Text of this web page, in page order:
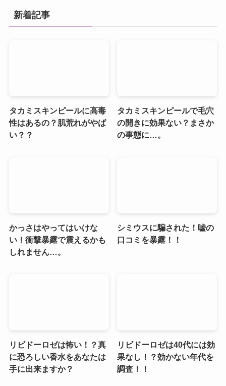
新着記事
タカミスキンピールに高毒
性はあるの？肌荒れがやば
い？？
タカミスキンピールで毛穴
の開きに効果ない？まさか
の事態に…。
かっさはやってはいけな
い！衝撃暴露で震えるかも
しれません…。
シミウスに騙された！嘘の
口コミを暴露！！
リビドーロゼは怖い！？真
に恐ろしい香水をあなたは
手に出来ますか？
リビドーロゼは40代には効
果なし！？効かない年代を
調査！！